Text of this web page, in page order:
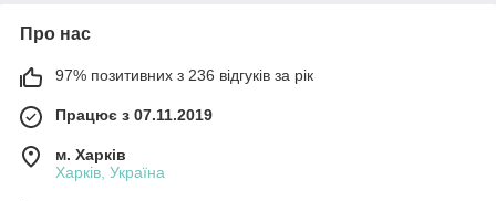
Про нас
97% позитивних з 236 відгуків за рік
Працює з 07.11.2019
м. Харків
Харків, Україна